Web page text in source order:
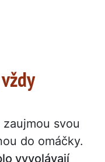
svou
do omáčky.
vyvolávají